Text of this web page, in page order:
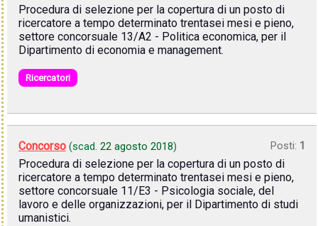
Procedura di selezione per la copertura di un posto di
ricercatore a tempo determinato trentasei mesi e pieno,
settore concorsuale 13/A2 - Politica economica, per il
Dipartimento di economia e management.
Ricercatori
Concorso (scad. 22 agosto 2018) Posti: 1
Procedura di selezione per la copertura di un posto di
ricercatore a tempo determinato trentasei mesi e pieno,
settore concorsuale 11/E3 - Psicologia sociale, del
lavoro e delle organizzazioni, per il Dipartimento di studi
umanistici.